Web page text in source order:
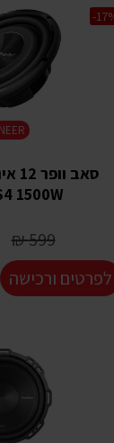
1500W
599 ₪
-
לפרטים ורכישה